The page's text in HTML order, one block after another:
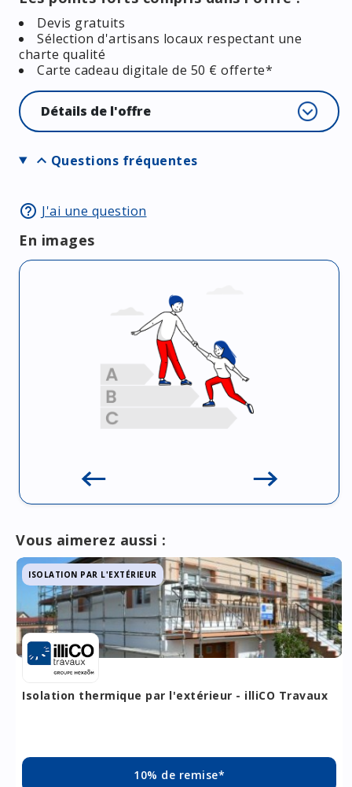
Devis gratuits
Sélection d'artisans locaux respectant une
charte qualité
Carte cadeau digitale de 50 € offerte*
Détails de l'offre
expand_more Questions fréquentes
help_outline J'ai une question
En images
Vous aimerez aussi :
ISOLATION PAR L'EXTÉRIEUR
Isolation thermique par l'extérieur - illiCO Travaux
10% de remise*